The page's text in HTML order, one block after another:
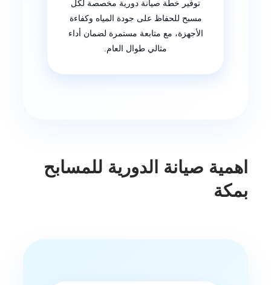
توفير خطة صيانة دورية مخصصة لكل
مسبح للحفاظ على جودة المياه وكفاءة
الأجهزة، مع متابعة مستمرة لضمان أداء
مثالي طوال العام.
اهمية صيانة الدورية للمسابح
بمكة